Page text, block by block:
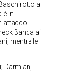
al
è in
attacco
Banda ai
mentre le
Darmian,